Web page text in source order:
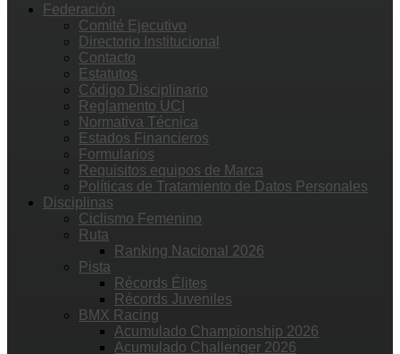
Federación
Comité Ejecutivo
Directorio Institucional
Contacto
Estatutos
Código Disciplinario
Reglamento UCI
Normativa Técnica
Estados Financieros
Formularios
Requisitos equipos de Marca
Políticas de Tratamiento de Datos Personales
Disciplinas
Ciclismo Femenino
Ruta
Ranking Nacional 2026
Pista
Récords Élites
Récords Juveniles
BMX Racing
Acumulado Championship 2026
Acumulado Challenger 2026